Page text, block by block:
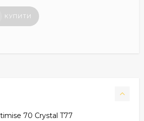
КУПИТИ
70 Crystal T77